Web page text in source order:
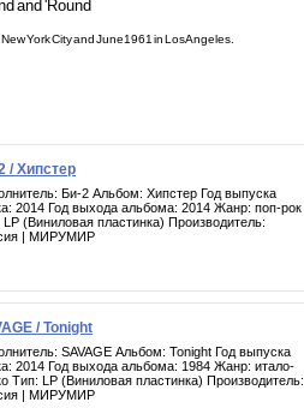
and 'Round
York City and June 1961 in Los Angeles.
/ Хипстер
Би-2 Альбом: Хипстер Год выпуска
2014 Год выхода альбома: 2014 Жанр: поп-рок
(Виниловая пластинка) Производитель:
| МИРУМИР
/ Tonight
SAVAGE Альбом: Tonight Год выпуска
2014 Год выхода альбома: 1984 Жанр: итало-
Тип: LP (Виниловая пластинка) Производитель:
| МИРУМИР